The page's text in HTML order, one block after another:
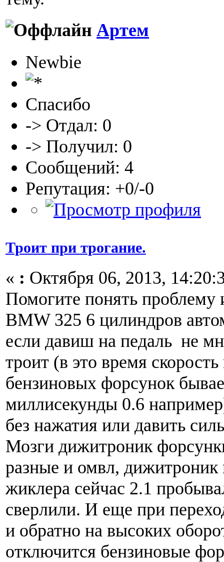
Артем
Newbie
Спасибо
-> Отдал: 0
-> Получил: 0
Сообщений: 4
Репутация: +0/-0
Троит при трогание.
« : Октября 06, 2013,
Помогите понять проблему
BMW 325 6 цилиндров
если давиш на педаль не
троит (в это время
бензиновых форсунок
миллисекунды 0.6
без нажатия или давить
Мозги дижитроник
разные и омвл, дижитроник
жиклера сейчас 2.1
сверлили. И еще при
и обратно на высоких
отключится бензиновые